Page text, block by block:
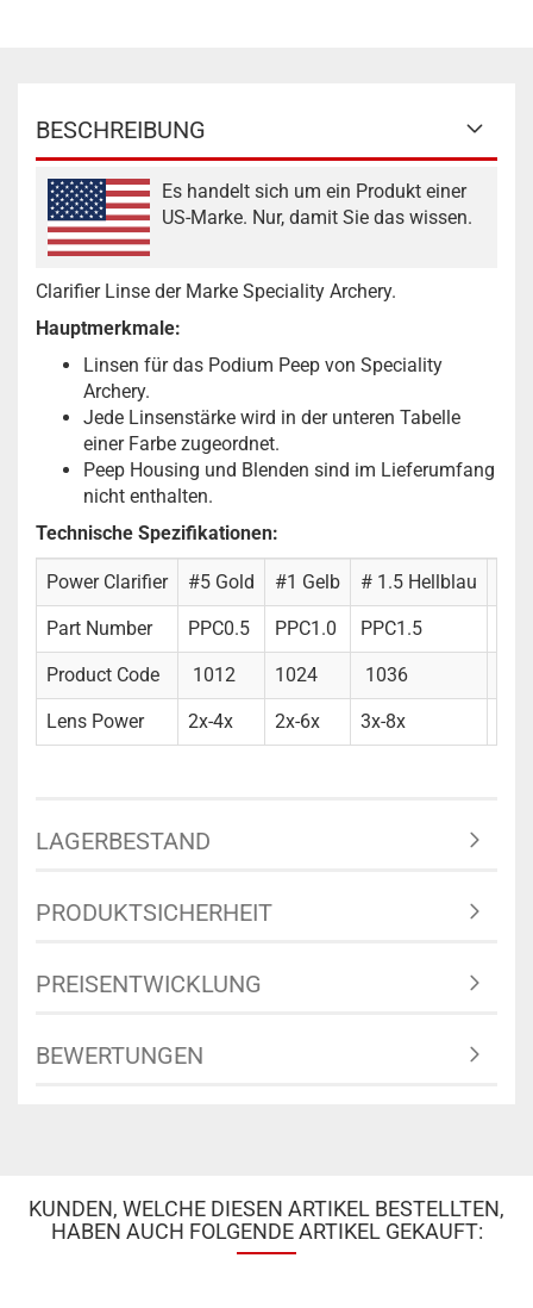
BESCHREIBUNG
Es handelt sich um ein Produkt einer
US-Marke. Nur, damit Sie das wissen.
Clarifier Linse der Marke Speciality Archery.
Hauptmerkmale:
Linsen für das Podium Peep von Speciality
Archery.
Jede Linsenstärke wird in der unteren Tabelle
einer Farbe zugeordnet.
Peep Housing und Blenden sind im Lieferumfang
nicht enthalten.
Technische Spezifikationen:
Power Clarifier #5 Gold #1 Gelb # 1.5 Hellblau
Part Number PPC0.5 PPC1.0 PPC1.5
Product Code 1012 1024 1036
Lens Power 2x-4x 2x-6x 3x-8x
LAGERBESTAND
PRODUKTSICHERHEIT
PREISENTWICKLUNG
BEWERTUNGEN
KUNDEN, WELCHE DIESEN ARTIKEL BESTELLTEN,
HABEN AUCH FOLGENDE ARTIKEL GEKAUFT: